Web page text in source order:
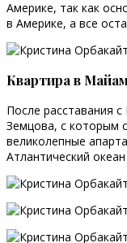
Америке, так как
в Америке, а все
Квартира в
После расставания
Земцова, с которым
великолепные
Атлантический